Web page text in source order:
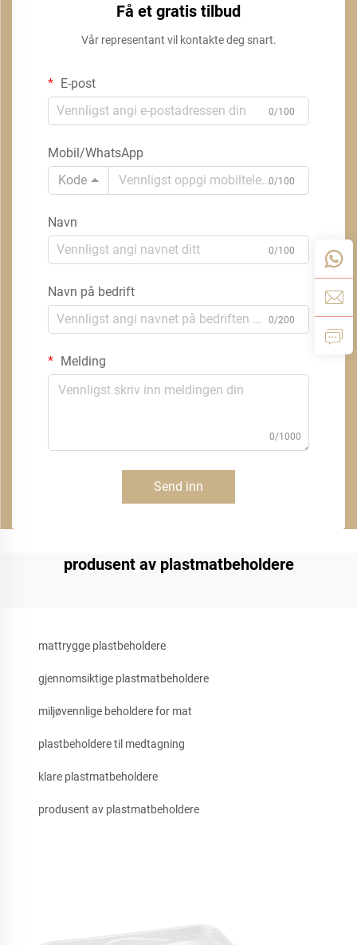
Få et gratis tilbud
Vår representant vil kontakte deg snart.
E-post
0/100
Mobil/WhatsApp
Kode
0/100
Navn
0/100
Navn på bedrift
0/200
Melding
0/1000
Send inn
produsent av plastmatbeholdere
mattrygge plastbeholdere
gjennomsiktige plastmatbeholdere
miljøvennlige beholdere for mat
plastbeholdere til medtagning
klare plastmatbeholdere
produsent av plastmatbeholdere